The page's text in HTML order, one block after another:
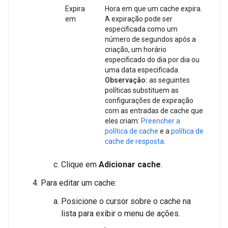
Expira
em
Hora em que um cache expira.
A expiração pode ser
especificada como um
número de segundos após a
criação, um horário
especificado do dia por dia ou
uma data especificada.
Observação: as seguintes
políticas substituem as
configurações de expiração
com as entradas de cache que
eles criam: Preencher a
política de cache e a política de
cache de resposta
Clique em Adicionar cache.
Para editar um cache:
Posicione o cursor sobre o cache na
lista para exibir o menu de ações.